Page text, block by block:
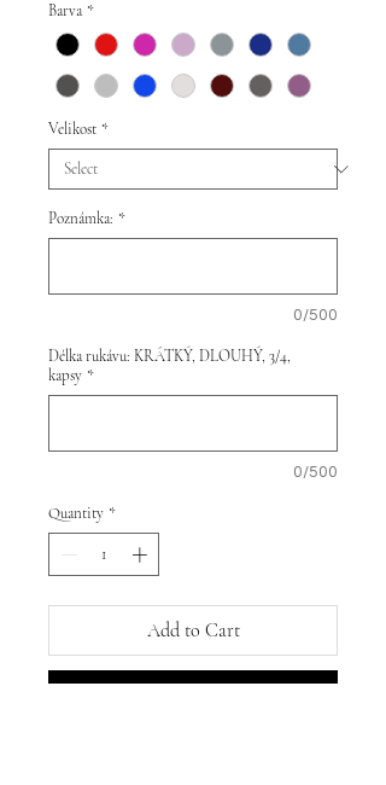
Barva *
Velikost *
Poznámka: *
0/500
Délka rukávu: KRÁTKÝ, DLOUHÝ, 3/4,
kapsy *
0/500
Quantity *
Add to Cart